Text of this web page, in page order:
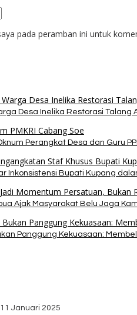
pada peramban ini untuk
Desa Inelika Restorasi Talang
Perangkat Desa dan Guru
Inkonsistensi Bupati Kupang
Ajak Masyarakat Belu Jaga
Panggung Kekuasaan:
11 Januari 2025